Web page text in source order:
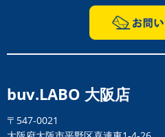
buv.LABO 大阪店
〒547-0021